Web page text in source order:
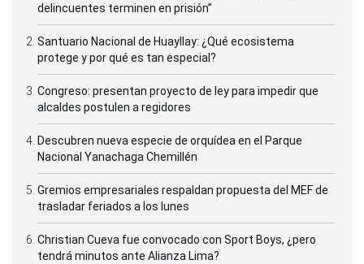
delincuentes terminen en prisión”
Santuario Nacional de Huayllay: ¿Qué ecosistema
protege y por qué es tan especial?
Congreso: presentan proyecto de ley para impedir que
alcaldes postulen a regidores
Descubren nueva especie de orquídea en el Parque
Nacional Yanachaga Chemillén
Gremios empresariales respaldan propuesta del MEF de
trasladar feriados a los lunes
Christian Cueva fue convocado con Sport Boys, ¿pero
tendrá minutos ante Alianza Lima?